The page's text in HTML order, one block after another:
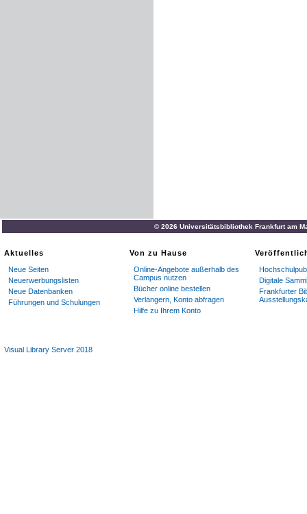
© 2026 Universitätsbibliothek Frankfurt am
Aktuelles
Neue Seiten
Neuerwerbungslisten
Neue Datenbanken
Führungen und Schulungen
Von zu Hause
Online-Angebote außerhalb des
Campus nutzen
Bücher online bestellen
Verlängern, Konto abfragen
Hilfe zu Ihrem Konto
Digitale
Frankfurter
Visual Library Server 2018